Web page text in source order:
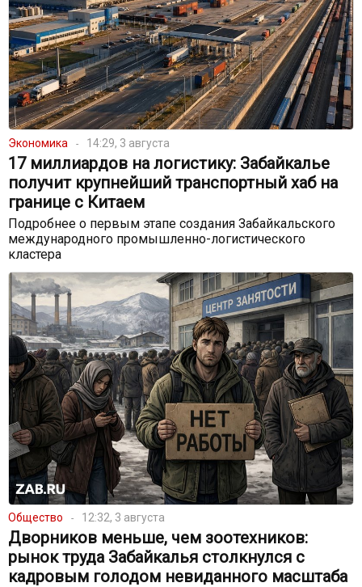
Экономика 14:29, 3 августа
17 миллиардов на логистику: Забайкалье
получит крупнейший транспортный хаб на
границе с Китаем
Подробнее о первым этапе создания Забайкальского
международного промышленно-логистического
кластера
Общество 12:32, 3 августа
Дворников меньше, чем зоотехников:
рынок труда Забайкалья столкнулся с
кадровым голодом невиданного масштаба